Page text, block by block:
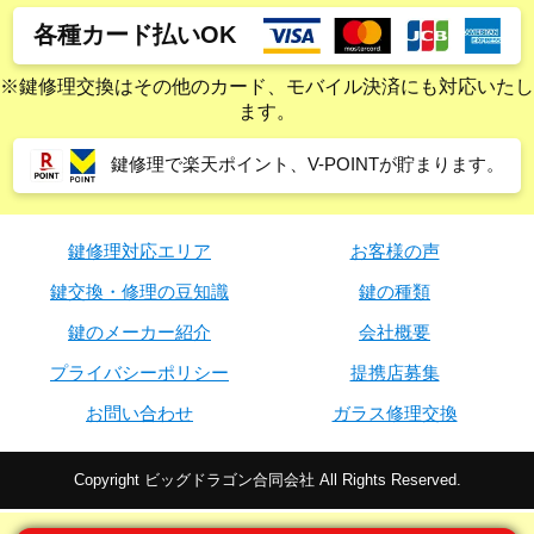
各種カード払いOK
※鍵修理交換はその他のカード、モバイル決済にも対応いたし
ます。
鍵修理で楽天ポイント、V-POINTが貯まります。
鍵修理対応エリア
お客様の声
鍵交換・修理の豆知識
鍵の種類
鍵のメーカー紹介
会社概要
プライバシーポリシー
提携店募集
お問い合わせ
ガラス修理交換
Copyright ビッグドラゴン合同会社 All Rights Reserved.